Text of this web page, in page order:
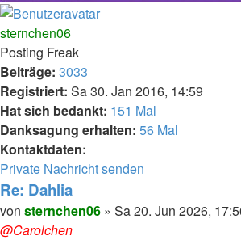
Nach
oben
sternchen06
Posting Freak
Beiträge: 3033
Registriert: Sa 30. Jan 2016, 14:59
Hat sich bedankt: 151 Mal
Danksagung erhalten: 56 Mal
Kontaktdaten:
Kontaktdaten
von
sternchen06
Private Nachricht senden
Re: Dahlia
Melden
Zitieren
Beitrag
von sternchen06 » Sa 20. Jun 2026,
@Carolchen